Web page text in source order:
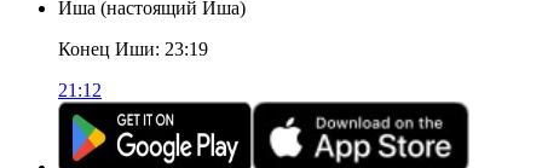
Иша (настоящий Иша)
Конец Иши: 23:19
21:12